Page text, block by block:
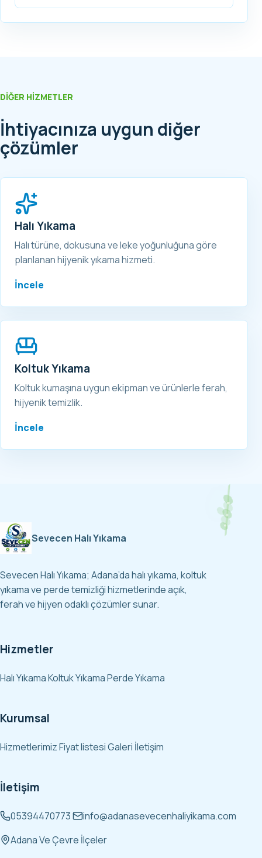
DIĞER HIZMETLER
İhtiyacınıza uygun diğer
çözümler
Halı Yıkama
Halı türüne, dokusuna ve leke yoğunluğuna göre
planlanan hijyenik yıkama hizmeti.
İncele
Koltuk Yıkama
Koltuk kumaşına uygun ekipman ve ürünlerle ferah,
hijyenik temizlik.
İncele
Sevecen Halı Yıkama
Sevecen Halı Yıkama; Adana’da halı yıkama, koltuk
yıkama ve perde temizliği hizmetlerinde açık,
ferah ve hijyen odaklı çözümler sunar.
Hizmetler
Halı YıkamaKoltuk YıkamaPerde Yıkama
Kurumsal
HizmetlerimizFiyat listesiGaleri İletişim
İletişim
05394470773
info@adanasevecenhaliyikama.com
Adana Ve Çevre İlçeler